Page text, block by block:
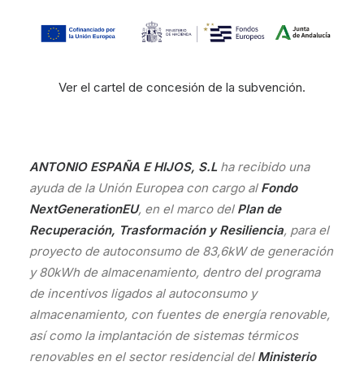
Ver el cartel de concesión de la subvención.
ANTONIO ESPAÑA E HIJOS, S.Lha recibido una
ayuda de la Unión Europea con cargo al Fondo
NextGenerationEU, en el marco del Plan de
Recuperación, Trasformación y Resiliencia, para el
proyecto de autoconsumo de 83,6kW de generación
y 80kWh de almacenamiento, dentro del programa
de incentivos ligados al autoconsumo y
almacenamiento, con fuentes de energía renovable,
así como la implantación de sistemas térmicos
renovables en el sector residencial del Ministerio